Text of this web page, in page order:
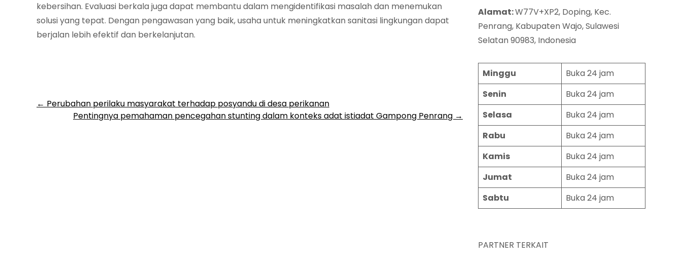
kebersihan. Evaluasi berkala juga dapat membantu dalam mengidentifikasi masalah dan menemukan
solusi yang tepat. Dengan pengawasan yang baik, usaha untuk meningkatkan sanitasi lingkungan dapat
berjalan lebih efektif dan berkelanjutan.
Post
navigation
← Perubahan perilaku masyarakat terhadap posyandu di desa perikanan
Pentingnya pemahaman pencegahan stunting dalam konteks adat istiadat Gampong Penrang →
Alamat:W77V+XP2, Doping, Kec.
Penrang, Kabupaten Wajo, Sulawesi
Selatan 90983, Indonesia
Minggu
Buka 24 jam
Senin
Buka 24 jam
Selasa
Buka 24 jam
Rabu
Buka 24 jam
Kamis
Buka 24 jam
Jumat
Buka 24 jam
Sabtu
Buka 24 jam
PARTNER TERKAIT